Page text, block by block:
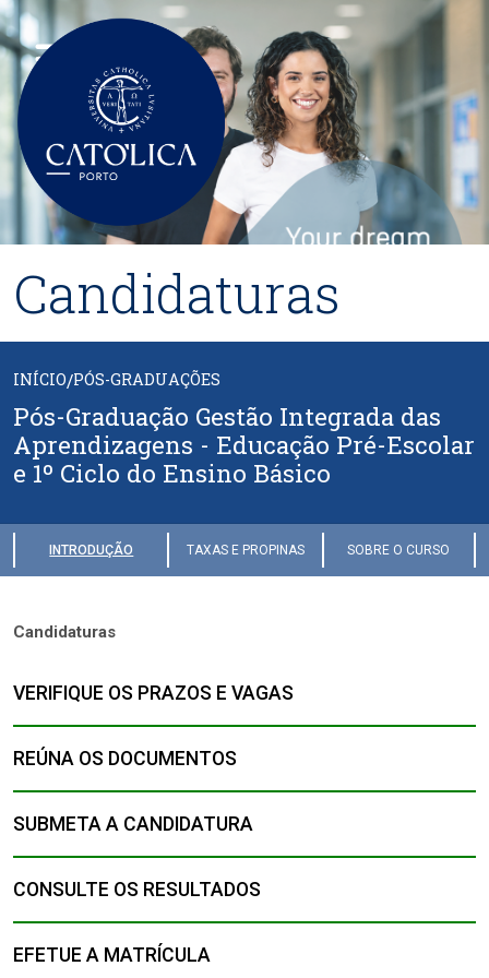
Passar para o conteúdo principal
Candidaturas
INÍCIO/PÓS-GRADUAÇÕES
Pós-Graduação Gestão Integrada das
Aprendizagens - Educação Pré-Escolar
e 1º Ciclo do Ensino Básico
INTRODUÇÃO TAXAS E PROPINAS SOBRE O CURSO
Candidaturas
VERIFIQUE OS PRAZOS E VAGAS
REÚNA OS DOCUMENTOS
SUBMETA A CANDIDATURA
CONSULTE OS RESULTADOS
EFETUE A MATRÍCULA